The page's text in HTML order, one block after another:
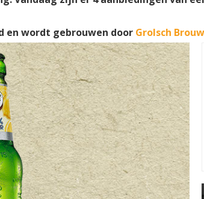
en wordt gebrouwen door Grolsch